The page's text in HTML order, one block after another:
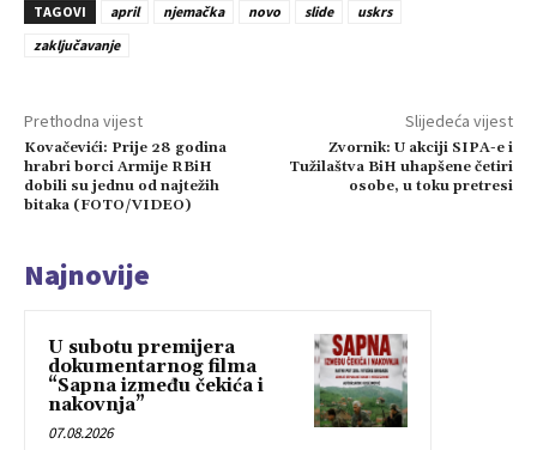
TAGOVI april njemačka novo slide
uskrs
zaključavanje
Prethodna vijest
Kovačevići: Prije 28 godina
hrabri borci Armije RBiH
dobili su jednu od najtežih
bitaka (FOTO/VIDEO)
Slijedeća vijest
Zvornik: U akciji SIPA-e i
Tužilaštva BiH uhapšene četiri
osobe, u toku pretresi
Najnovije
U subotu premijera
dokumentarnog filma
“Sapna između čekića i
nakovnja”
07.08.2026